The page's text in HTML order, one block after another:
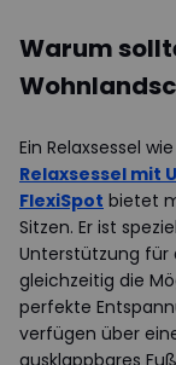
Warum
Ein Relaxsessel
Relaxsessel mit
FlexiSpot bietet
Sitzen. Er ist
Unterstützung für
gleichzeitig die
perfekte
verfügen über